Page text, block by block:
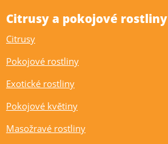
Citrusy a pokojové rostliny
Citrusy
Pokojové rostliny
Exotické rostliny
Pokojové květiny
Masožravé rostliny